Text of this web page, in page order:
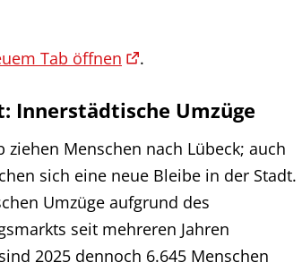
Tab öffnen .
Innerstädtische Umzüge
Menschen nach Lübeck; auch
sich eine neue Bleibe in der Stadt.
Umzüge aufgrund des
seit mehreren Jahren
2025 dennoch 6.645 Menschen